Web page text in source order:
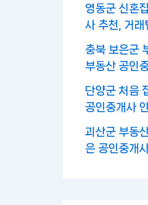
영동군 신혼
사 추천, 거래
충북 보은군
부동산 공인
단양군 처음
공인중개사
괴산군 부동
은 공인중개